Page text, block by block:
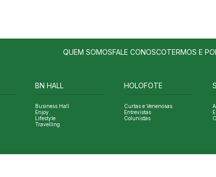
QUEM SOMOSFALE CONOSCOTERMOS E
BN HALL
Business Hall
Enjoy
Lifestyle
Travelling
HOLOFOTE
Curtas e Venenosas
Entrevistas
Colunistas